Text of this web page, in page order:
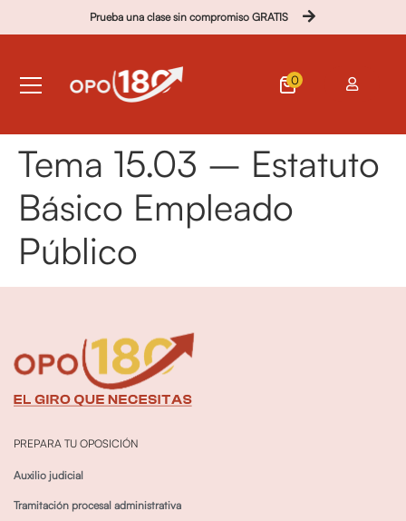
Prueba una clase sin compromiso GRATIS
0
Tema 15.03 – Estatuto
Básico Empleado
Público
PREPARA TU OPOSICIÓN
Auxilio judicial
Tramitación procesal administrativa